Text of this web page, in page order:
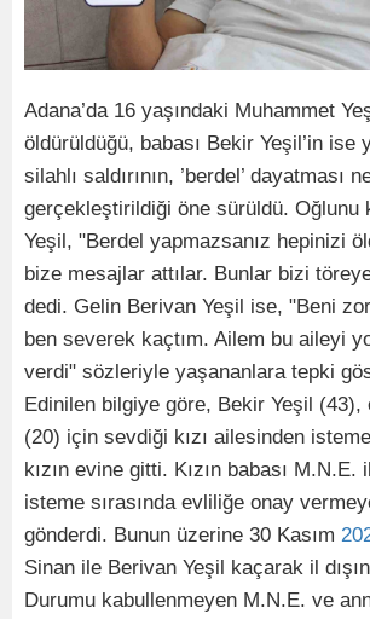
Adana’da 16 yaşındaki Muhammet
öldürüldüğü, babası Bekir Yeşil’in ise
silahlı saldırının, ’berdel’ dayatması
gerçekleştirildiği öne sürüldü. Oğlunu
Yeşil, "Berdel yapmazsanız hepinizi
bize mesajlar attılar. Bunlar bizi
dedi. Gelin Berivan Yeşil ise, "Beni
ben severek kaçtım. Ailem bu aileyi
verdi" sözleriyle yaşananlara tepki
Edinilen bilgiye göre, Bekir Yeşil (43),
(20) için sevdiği kızı ailesinden
kızın evine gitti. Kızın babası M.N.E.
isteme sırasında evliliğe onay
gönderdi. Bunun üzerine 30 Kasım
Sinan ile Berivan Yeşil kaçarak il
Durumu kabullenmeyen M.N.E. ve